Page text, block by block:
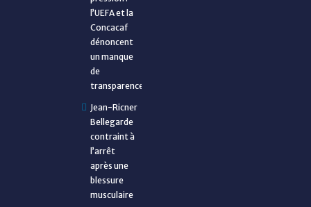
l’UEFA et la
Concacaf
dénoncent
un manque
de
transparence
Jean-Ricner
Bellegarde
contraint à
l’arrêt
après une
blessure
musculaire